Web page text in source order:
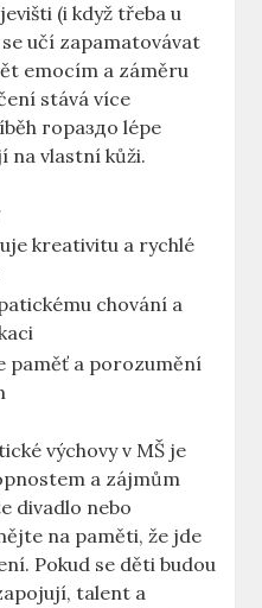
(i když třeba u
učí zapamatovávat
emocím a záměru
stává více
гораздо lépe
na vlastní kůži.
kreativitu a rychlé
chování a
paměť a porozumění
výchovy v MŠ je
a zájmům
divadlo nebo
na paměti, že jde
Pokud se děti budou
talent a